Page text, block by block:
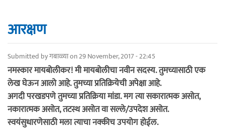
आरक्षण
Submitted byगबाळ्याon 29 November, 2017 - 22:45
नमस्कार मायबोलीकर! मी मायबोलीचा नवीन सदस्य. तुमच्यासाठी एक
लेख घेऊन आलो आहे. तुमच्या प्रतिक्रियेची अपेक्षा आहे.
अगदी परखडपणे तुमच्या प्रतिक्रिया मांडा. मग त्या सकारात्मक असोत,
नकारात्मक असोत, तटस्थ असोत वा सल्ले/उपदेश असोत.
स्वयंसुधारणेसाठी मला त्याचा नक्कीच उपयोग होईल.